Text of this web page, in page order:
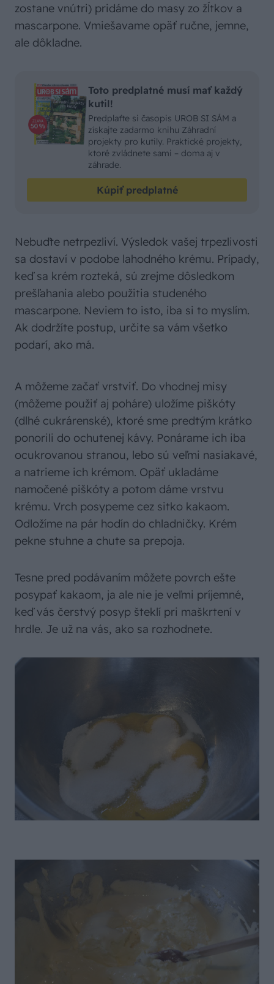
zostane vnútri) pridáme do masy zo žĺtkov a
mascarpone. Vmiešavame opäť ručne, jemne,
ale dôkladne.
Toto predplatné musí mať každý
kutil!
Predplaťte si časopis UROB SI SÁM a
získajte zadarmo knihu Záhradní
projekty pro kutily. Praktické projekty,
ktoré zvládnete sami – doma aj v
záhrade.
Kúpiť predplatné
Nebuďte netrpezliví. Výsledok vašej trpezlivosti
sa dostaví v podobe lahodného krému. Prípady,
keď sa krém rozteká, sú zrejme dôsledkom
prešľahania alebo použitia studeného
mascarpone. Neviem to isto, iba si to myslím.
Ak dodržíte postup, určite sa vám všetko
podarí, ako má.
A môžeme začať vrstviť. Do vhodnej misy
(môžeme použiť aj poháre) uložíme piškóty
(dlhé cukrárenské), ktoré sme predtým krátko
ponorili do ochutenej kávy. Ponárame ich iba
ocukrovanou stranou, lebo sú veľmi nasiakavé,
a natrieme ich krémom. Opäť ukladáme
namočené piškóty a potom dáme vrstvu
krému. Vrch posypeme cez sitko kakaom.
Odložíme na pár hodín do chladničky. Krém
pekne stuhne a chute sa prepoja.
Tesne pred podávaním môžete povrch ešte
posypať kakaom, ja ale nie je veľmi príjemné,
keď vás čerstvý posyp šteklí pri maškrtení v
hrdle. Je už na vás, ako sa rozhodnete.